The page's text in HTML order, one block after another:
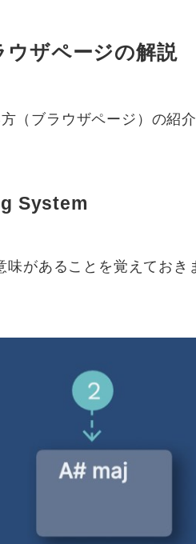
ザページの解説
（ブラウザページ）の紹介
System
があることを覚えておき